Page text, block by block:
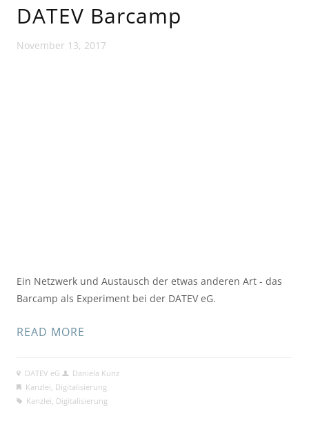
DATEV Barcamp
November 13, 2017
Ein Netzwerk und Austausch der etwas anderen Art - das
Barcamp als Experiment bei der DATEV eG.
READ MORE
DATEV eG
Daniela Kunz
Kanzlei Digitalisierung
Kanzlei Digitalisierung